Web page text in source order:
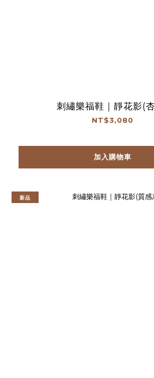
刺繡樂福鞋｜靜花影(
NT$3,080
加入購物車
新品